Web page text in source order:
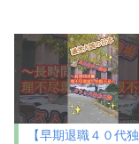
【早期退職４０代独